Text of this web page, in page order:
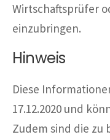
Wirtschaftsprüfer
einzubringen.
Hinweis
Diese
17.12.2020 und
Zudem sind die zu